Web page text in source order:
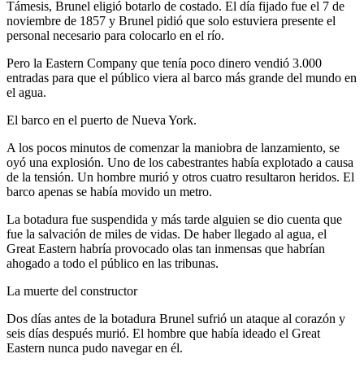
Támesis, Brunel eligió botarlo de costado. El día fijado fue el 7 de
noviembre de 1857 y Brunel pidió que solo estuviera presente el
personal necesario para colocarlo en el río.
Pero la Eastern Company que tenía poco dinero vendió 3.000
entradas para que el público viera al barco más grande del mundo en
el agua.
El barco en el puerto de Nueva York.
A los pocos minutos de comenzar la maniobra de lanzamiento, se
oyó una explosión. Uno de los cabestrantes había explotado a causa
de la tensión. Un hombre murió y otros cuatro resultaron heridos. El
barco apenas se había movido un metro.
La botadura fue suspendida y más tarde alguien se dio cuenta que
fue la salvación de miles de vidas. De haber llegado al agua, el
Great Eastern habría provocado olas tan inmensas que habrían
ahogado a todo el público en las tribunas.
La muerte del constructor
Dos días antes de la botadura Brunel sufrió un ataque al corazón y
seis días después murió. El hombre que había ideado el Great
Eastern nunca pudo navegar en él.